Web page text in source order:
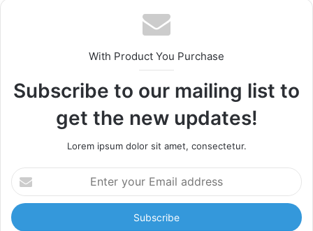
With Product You Purchase
Subscribe to our mailing list to
get the new updates!
Lorem ipsum dolor sit amet, consectetur.
Enter
your
Email
address